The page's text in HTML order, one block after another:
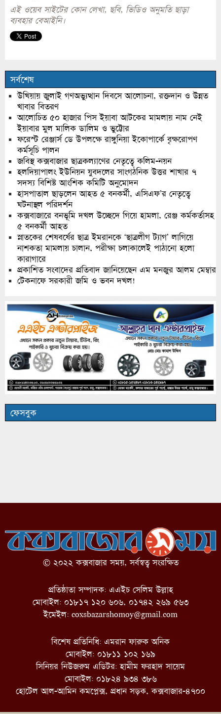
এই ওয়েব সাইটের কোন লেখা, ছবি, ভিডিও অনুমতি ছাড়া
ব্যবহার বেআইনি।
সর্বশেষ
উখিয়ায় জুলাই গণঅভ্যুত্থান দিবসে আলোচনা, রক্তদান ও উন্নত
খাবার বিতরণ
আলোচিত ৫০ হাজার পিস ইয়াবা আটকের মামলায় নাম নেই
ইয়াবার মুল মালিক ডালিম ও ভুট্টোর
ফরেস্ট রেঞ্জার্স ডে উপলক্ষে রাঙ্গুনিয়া ইকোপার্কে বৃক্ষরোপণ
কর্মসূচি পালন
জবিস্থ কক্সবাজার ছাত্রকল্যাণের নেতৃত্বে কলিম-নয়ন
হলদিয়াপালং ইউনিয়ন যুবদলের সাংগঠনিক উত্তর শাখার ৭
সদস্য বিশিষ্ট আংশিক কমিটি অনুমোদন
হাসপাতাল ছাড়লেন আহত ৫ বনকর্মী, এসিএফ’র নেতৃত্বে
ঘটনাস্থল পরিদর্শন
কক্সবাজারে বনভূমি দখল উচ্ছেদে গিয়ে হামলা, রেঞ্জ কর্মকর্তাসহ
৫ বনকর্মী আহত
স্নাতকের শেষবর্ষের ছাত্র ইমরানকে ‘ছাত্রলীগ ট্যাগ’ লাগিয়ে
নাশকতা মামলায় চালান, পরীক্ষা চলাকালেই পাঠানো হলো
কারাগারে
প্রকাশিত সংবাদের প্রতিবাদ জানিয়েছেন এম মনজুর আলম মেম্বার
টেকনাফে সরকারী জমি ও ভবন দখল!
ফেসবুক
© ২০২২ কক্সবাজার সময়, সর্বস্বত্ব সংরক্ষিত
প্রতিষ্ঠাতা সম্পাদক: এএইচ সেলিম উল্লাহ
মোবাইল: ০১৮১৭ ১২০ ৬০৬, ০১৭৪২ ২৬৯ ৫৬৩
ইমেইল: coxsbazarshomoy@gmail.com
বিশেষ প্রতিনিধি: এমরান ফারুক অনিক
মোবাইল: ০১৮১১ ১০২ ১৬৯
সিনিয়র নিউজরুম এডিটর: হামীম ফরহাদ সায়েম
মোবাইল: ০১৮২৪ ৯৩৪ ৩৮৬
হোটেল আল-আমিন কমপ্লেক্স, প্রধান সড়ক, কক্সবাজার-৪৭০০